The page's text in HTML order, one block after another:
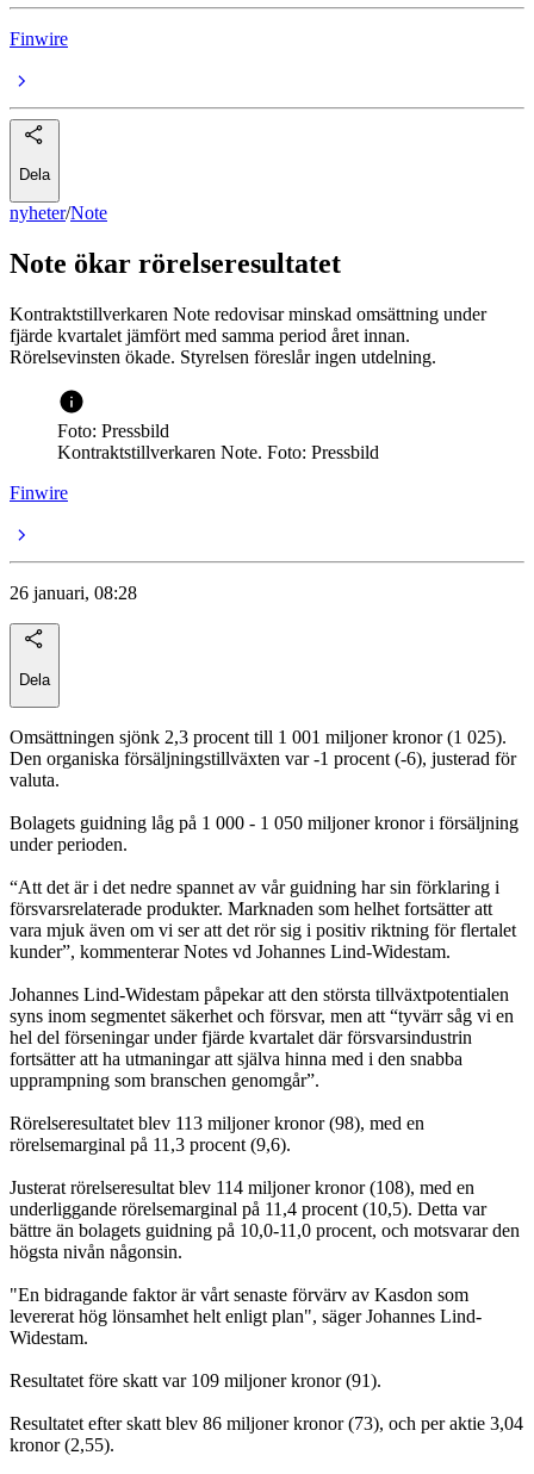
Finwire
Dela
nyheter/Note
Note ökar rörelseresultatet
Kontraktstillverkaren Note redovisar minskad omsättning under
fjärde kvartalet jämfört med samma period året innan.
Rörelsevinsten ökade. Styrelsen föreslår ingen utdelning.
Foto: Pressbild
Kontraktstillverkaren Note. Foto: Pressbild
Finwire
26 januari, 08:28
Dela
Omsättningen sjönk 2,3 procent till 1 001 miljoner kronor (1 025).
Den organiska försäljningstillväxten var -1 procent (-6), justerad för
valuta.
Bolagets guidning låg på 1 000 - 1 050 miljoner kronor i försäljning
under perioden.
“Att det är i det nedre spannet av vår guidning har sin förklaring i
försvarsrelaterade produkter. Marknaden som helhet fortsätter att
vara mjuk även om vi ser att det rör sig i positiv riktning för flertalet
kunder”, kommenterar Notes vd Johannes Lind-Widestam.
Johannes Lind-Widestam påpekar att den största tillväxtpotentialen
syns inom segmentet säkerhet och försvar, men att “tyvärr såg vi en
hel del förseningar under fjärde kvartalet där försvarsindustrin
fortsätter att ha utmaningar att själva hinna med i den snabba
upprampning som branschen genomgår”.
Rörelseresultatet blev 113 miljoner kronor (98), med en
rörelsemarginal på 11,3 procent (9,6).
Justerat rörelseresultat blev 114 miljoner kronor (108), med en
underliggande rörelsemarginal på 11,4 procent (10,5). Detta var
bättre än bolagets guidning på 10,0-11,0 procent, och motsvarar den
högsta nivån någonsin.
"En bidragande faktor är vårt senaste förvärv av Kasdon som
levererat hög lönsamhet helt enligt plan", säger Johannes Lind-
Widestam.
Resultatet före skatt var 109 miljoner kronor (91).
Resultatet efter skatt blev 86 miljoner kronor (73), och per aktie 3,04
kronor (2,55).